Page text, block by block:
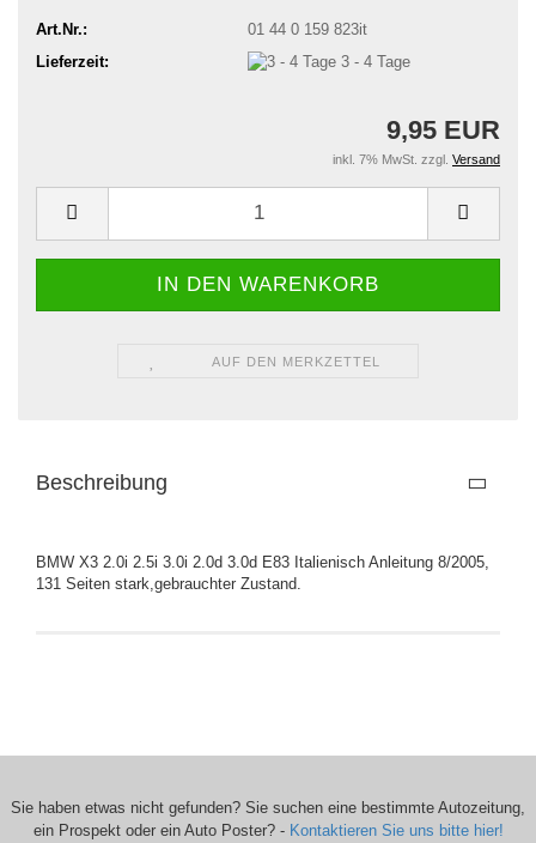
Art.Nr.:
01 44 0 159 823it
Lieferzeit:
3 - 4 Tage
9,95 EUR
inkl. 7% MwSt. zzgl. Versand
AUF DEN MERKZETTEL
Beschreibung
BMW X3 2.0i 2.5i 3.0i 2.0d 3.0d E83 Italienisch Anleitung 8/2005,
131 Seiten stark,gebrauchter Zustand.
Sie haben etwas nicht gefunden? Sie suchen eine bestimmte Autozeitung,
ein Prospekt oder ein Auto Poster? - Kontaktieren Sie uns bitte hier!